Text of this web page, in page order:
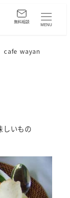
MENU
cafe wayan
ー
しいもの
無料相談